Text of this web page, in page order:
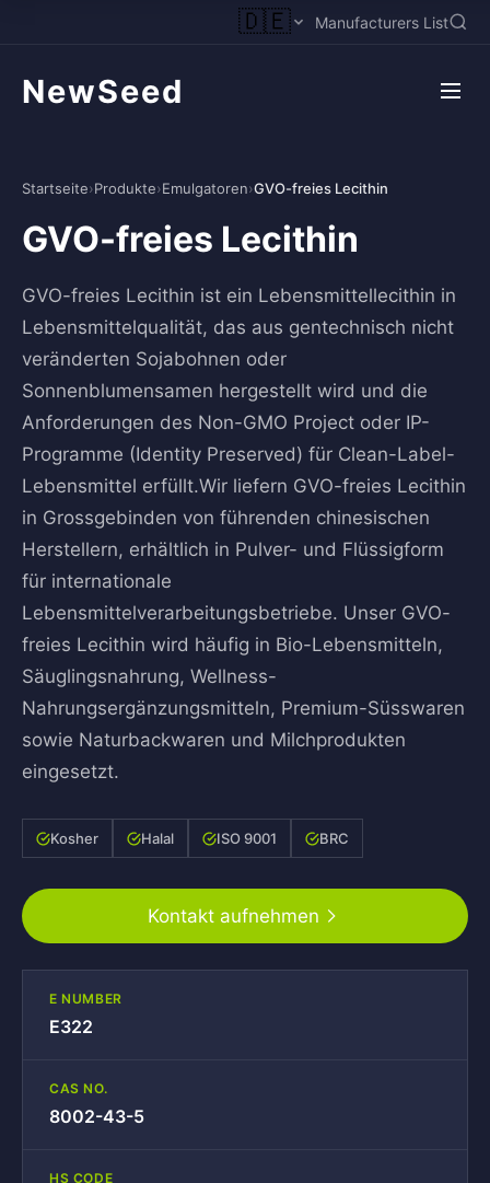
🇩🇪 Manufacturers List
NewSeed
Startseite›Produkte›Emulgatoren›GVO-freies Lecithin
GVO-freies Lecithin
GVO-freies Lecithin ist ein Lebensmittellecithin in
Lebensmittelqualität, das aus gentechnisch nicht
veränderten Sojabohnen oder
Sonnenblumensamen hergestellt wird und die
Anforderungen des Non-GMO Project oder IP-
Programme (Identity Preserved) für Clean-Label-
Lebensmittel erfüllt.Wir liefern GVO-freies Lecithin
in Grossgebinden von führenden chinesischen
Herstellern, erhältlich in Pulver- und Flüssigform
für internationale
Lebensmittelverarbeitungsbetriebe. Unser GVO-
freies Lecithin wird häufig in Bio-Lebensmitteln,
Säuglingsnahrung, Wellness-
Nahrungsergänzungsmitteln, Premium-Süsswaren
sowie Naturbackwaren und Milchprodukten
eingesetzt.
Kosher Halal ISO 9001 BRC
Kontakt aufnehmen
E NUMBER
E322
CAS NO.
8002-43-5
HS CODE